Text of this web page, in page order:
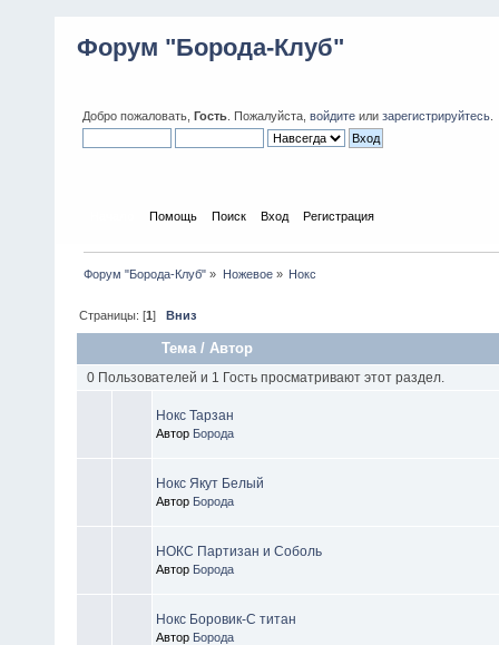
Форум "Борода-Клуб"
Добро пожаловать, Гость . Пожалуйста, войдите или зарегистрируйтесь
Помощь Поиск Вход Регистрация
Форум "Борода-Клуб" » Ножевое» Нокс
Страницы: [1]Вниз
Тема / Автор
0 Пользователей и 1 Гость просматривают этот раздел.
Нокс Тарзан
Автор Борода
Нокс Якут Белый
Автор Борода
НОКС Партизан и Соболь
Автор Борода
Нокс Боровик-С титан
Автор Борода